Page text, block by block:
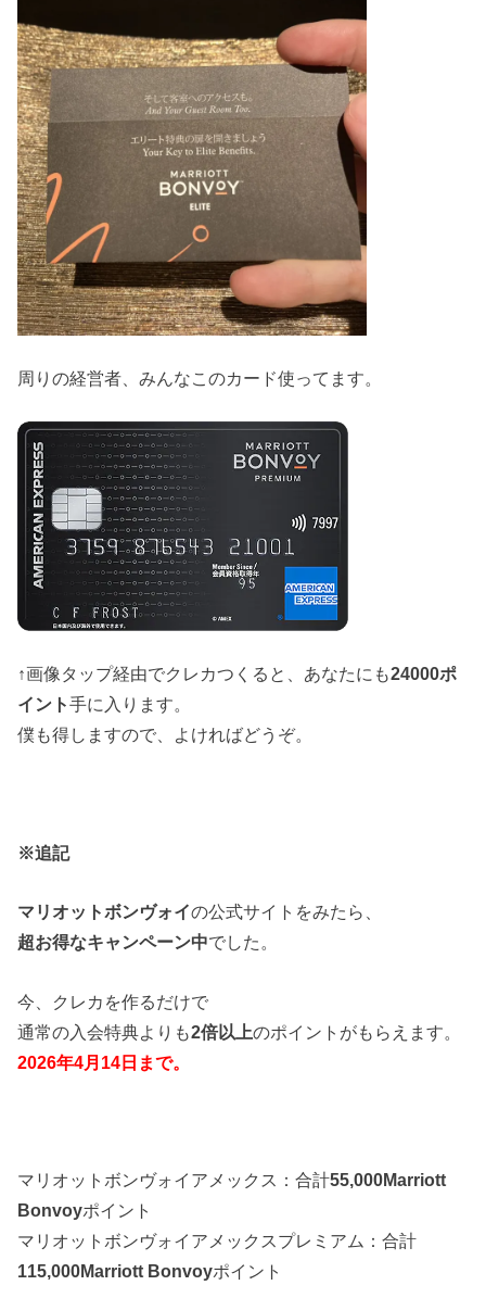
周りの経営者、みんなこのカード使ってます。
↑画像タップ経由でクレカつくると、あなたにも24000ポ
イント手に入ります。
僕も得しますので、よければどうぞ。
※追記
マリオットボンヴォイの公式サイトをみたら、
超お得なキャンペーン中でした。
今、クレカを作るだけで
通常の入会特典よりも2倍以上のポイントがもらえます。
2026年4月14日まで。
マリオットボンヴォイアメックス：合計55,000Marriott
Bonvoyポイント
マリオットボンヴォイアメックスプレミアム：合計
115,000Marriott Bonvoyポイント